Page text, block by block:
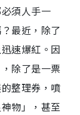
須人手一
最近，除了
速爆紅。因
除了是一票
整理券，噴
物」，甚至